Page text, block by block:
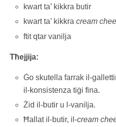
kwart ta’ kikkra butir
kwart ta’ kikkracream
ftit qtar vanilja
Tħejjija:
Ġo skutella farrak il-
il-konsistenza tiġi fina.
Żid il-butir u l-vanilja.
Ħallat il-butir, il-cream